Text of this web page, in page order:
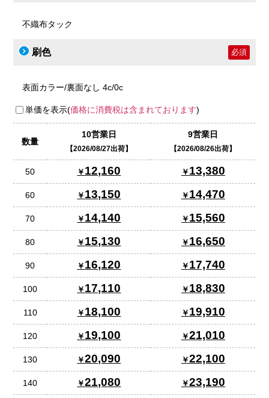
不織布タック
刷色 必須
表面カラー/裏面なし 4c/0c
単価を表示(価格に消費税は含まれております)
数量
10営業日
2026/08/27出荷
9営業日
2026/08/26出荷
50 12,160 13,380
60 13,150 14,470
70 14,140 15,560
80 15,130 16,650
90 16,120 17,740
100 17,110 18,830
110 18,100 19,910
120 19,100 21,010
130 20,090 22,100
140 21,080 23,190